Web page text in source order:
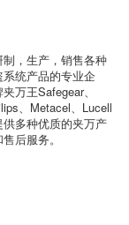
，生产，销售各种
统产品的专业企
万王Safegear、
、Metacel、Lucell
多种优质的夹万产
后服务。